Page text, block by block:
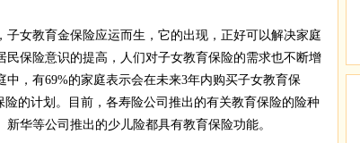
女教育金保险应运而生，它的出现，正好可以解决家庭
保险意识的提高，人们对子女教育保险的需求也不断增
，有69%的家庭表示会在未来3年内购买子女教育保
险的计划。目前，各寿险公司推出的有关教育保险的险种
华等公司推出的少儿险都具有教育保险功能。